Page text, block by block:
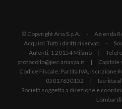
© Copyright Aria S.p.A. - Azienda
Acquisti Tutti i diritti riservati -
Aulenti, 1 20154 Milano |
protocollo@pec.ariaspa.it | Capitale
Codice Fiscale, Partita IVA, Iscrizione
05017630152 | Iscritta al
Società soggetta a direzione e